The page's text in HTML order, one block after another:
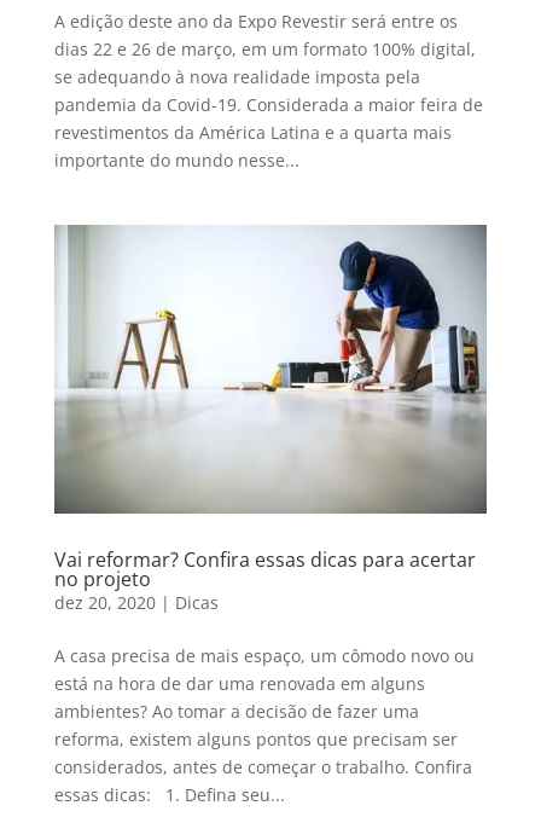
A edição deste ano da Expo Revestir será entre os
dias 22 e 26 de março, em um formato 100% digital,
se adequando à nova realidade imposta pela
pandemia da Covid-19. Considerada a maior feira de
revestimentos da América Latina e a quarta mais
importante do mundo nesse...
Vai reformar? Confira essas dicas para acertar
no projeto
dez 20, 2020| Dicas
A casa precisa de mais espaço, um cômodo novo ou
está na hora de dar uma renovada em alguns
ambientes? Ao tomar a decisão de fazer uma
reforma, existem alguns pontos que precisam ser
considerados, antes de começar o trabalho. Confira
essas dicas: 1. Defina seu...